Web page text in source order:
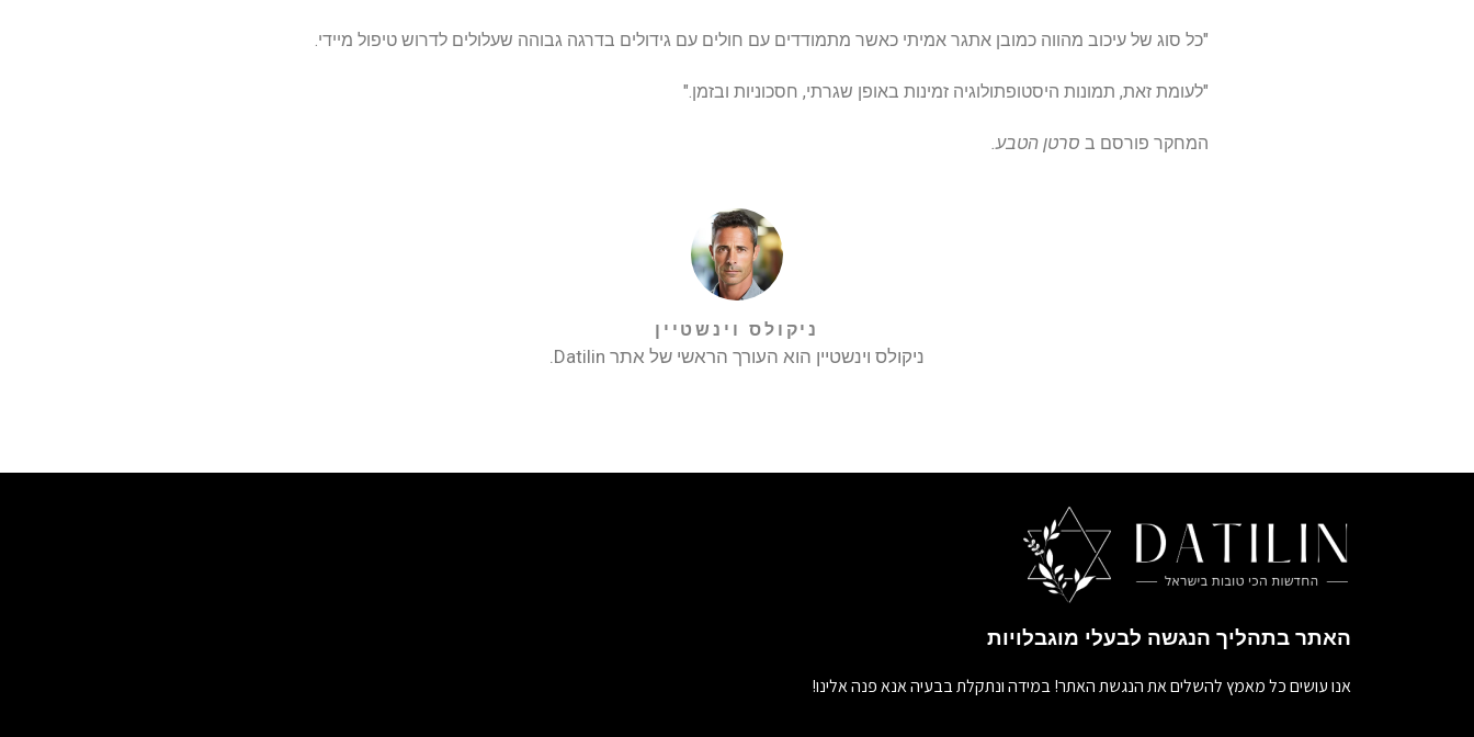
"כל סוג של עיכוב מהווה כמובן אתגר אמיתי כאשר מתמודדים עם חולים עם גידולים בדרגה גבוהה שעלולים לדרוש טיפול מיידי.
"לעומת זאת, תמונות היסטופתולוגיה זמינות באופן שגרתי, חסכוניות ובזמן."
המחקר פורסם ב סרטן הטבע.
ניקולס וינשטיין
ניקולס וינשטיין הוא העורך הראשי של אתר Datilin.
האתר בתהליך הנגשה לבעלי מוגבלויות
אנו עושים כל מאמץ להשלים את הנגשת האתר! במידה ונתקלת בבעיה אנא פנה אלינו!